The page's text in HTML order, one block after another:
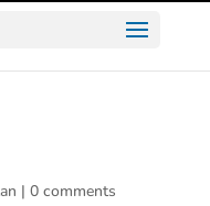
| 0 comments